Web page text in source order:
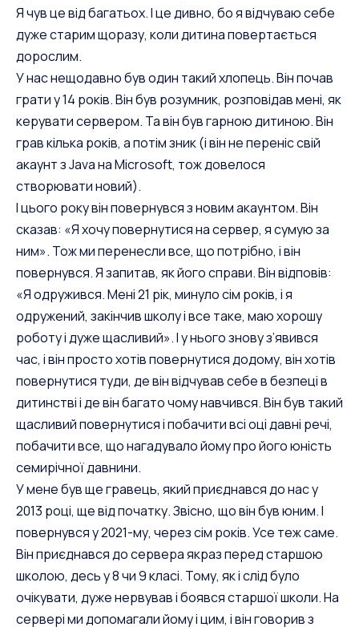
Я чув це від багатьох. І це дивно, бо я відчуваю себе
дуже старим щоразу, коли дитина повертається
дорослим.
У нас нещодавно був один такий хлопець. Він почав
грати у 14 років. Він був розумник, розповідав мені, як
керувати сервером. Та він був гарною дитиною. Він
грав кілька років, а потім зник (і він не переніс свій
акаунт з Java на Microsoft, тож довелося
створювати новий).
І цього року він повернувся з новим акаунтом. Він
сказав: «Я хочу повернутися на сервер, я сумую за
ним». Тож ми перенесли все, що потрібно, і він
повернувся. Я запитав, як його справи. Він відповів:
«Я одружився. Мені 21 рік, минуло сім років, і я
одружений, закінчив школу і все таке, маю хорошу
роботу і дуже щасливий». І у нього знову з’явився
час, і він просто хотів повернутися додому, він хотів
повернутися туди, де він відчував себе в безпеці в
дитинстві і де він багато чому навчився. Він був такий
щасливий повернутися і побачити всі оці давні речі,
побачити все, що нагадувало йому про його юність
семирічної давнини.
У мене був ще гравець, який приєднався до нас у
2013 році, ще від початку. Звісно, що він був юним. І
повернувся у 2021-му, через сім років. Усе теж саме.
Він приєднався до сервера якраз перед старшою
школою, десь у 8 чи 9 класі. Тому, як і слід було
очікувати, дуже нервував і боявся старшої школи. На
сервері ми допомагали йому і цим, і він говорив з